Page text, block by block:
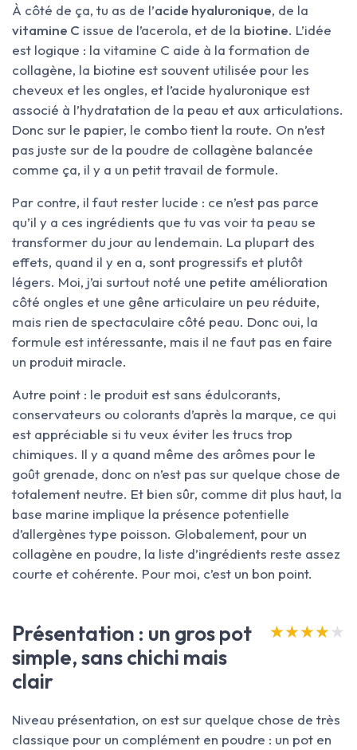
À côté de ça, tu as de l’acide hyaluronique, de la
vitamine C issue de l’acerola, et de la biotine. L’idée
est logique : la vitamine C aide à la formation de
collagène, la biotine est souvent utilisée pour les
cheveux et les ongles, et l’acide hyaluronique est
associé à l’hydratation de la peau et aux articulations.
Donc sur le papier, le combo tient la route. On n’est
pas juste sur de la poudre de collagène balancée
comme ça, il y a un petit travail de formule.
Par contre, il faut rester lucide : ce n’est pas parce
qu’il y a ces ingrédients que tu vas voir ta peau se
transformer du jour au lendemain. La plupart des
effets, quand il y en a, sont progressifs et plutôt
légers. Moi, j’ai surtout noté une petite amélioration
côté ongles et une gêne articulaire un peu réduite,
mais rien de spectaculaire côté peau. Donc oui, la
formule est intéressante, mais il ne faut pas en faire
un produit miracle.
Autre point : le produit est sans édulcorants,
conservateurs ou colorants d’après la marque, ce qui
est appréciable si tu veux éviter les trucs trop
chimiques. Il y a quand même des arômes pour le
goût grenade, donc on n’est pas sur quelque chose de
totalement neutre. Et bien sûr, comme dit plus haut, la
base marine implique la présence potentielle
d’allergènes type poisson. Globalement, pour un
collagène en poudre, la liste d’ingrédients reste assez
courte et cohérente. Pour moi, c’est un bon point.
Présentation : un gros pot
simple, sans chichi mais
clair
★★★★★
★★★★★
Niveau présentation, on est sur quelque chose de très
classique pour un complément en poudre : un pot en